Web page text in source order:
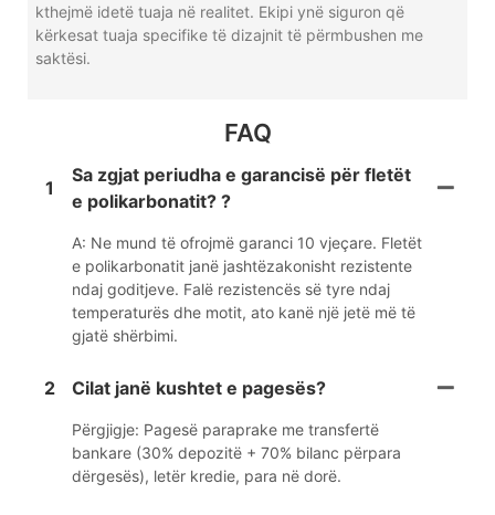
kthejmë idetë tuaja në realitet. Ekipi ynë siguron që
kërkesat tuaja specifike të dizajnit të përmbushen me
saktësi.
FAQ
1
Sa zgjat periudha e garancisë për fletët
e polikarbonatit? ?
A: Ne mund të ofrojmë garanci 10 vjeçare. Fletët
e polikarbonatit janë jashtëzakonisht rezistente
ndaj goditjeve. Falë rezistencës së tyre ndaj
temperaturës dhe motit, ato kanë një jetë më të
gjatë shërbimi.
2 Cilat janë kushtet e pagesës?
Përgjigje: Pagesë paraprake me transfertë
bankare (30% depozitë + 70% bilanc përpara
dërgesës), letër kredie, para në dorë.